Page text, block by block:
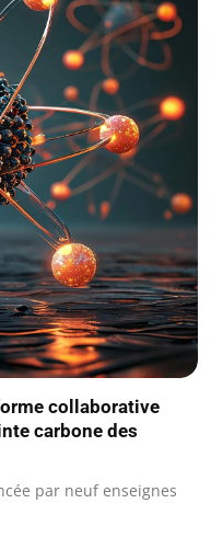
collaborative
carbone des
par neuf enseignes